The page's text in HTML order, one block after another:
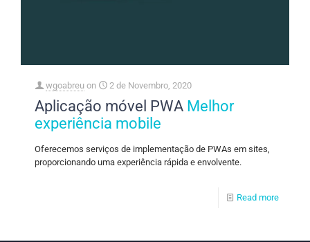
wgoabreu on 2 de Novembro, 2020
Aplicação móvel PWA Melhor
experiência mobile
Oferecemos serviços de implementação de PWAs em sites,
proporcionando uma experiência rápida e envolvente.
Read more